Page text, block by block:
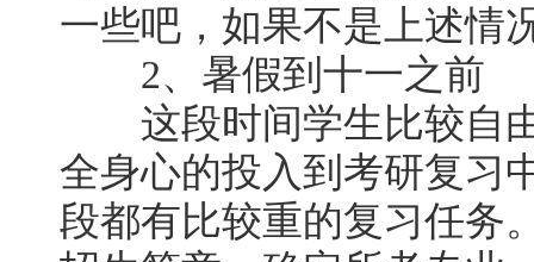
一些吧，如果不是上述情
2、暑假到十一之前
这段时间学生比较自由
全身心的投入到考研复习
段都有比较重的复习任务